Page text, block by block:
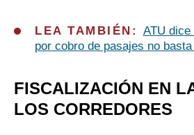
LEA TAMBIÉN: ATU dice
por cobro de pasajes no
FISCALIZACIÓN EN
LOS CORREDORES